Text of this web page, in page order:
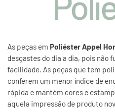
As peças em Poliéster Appel
desgastes do dia a dia, pois não
facilidade. As peças que tem
conferem um menor índice de
rápida e mantém cores e
aquela impressão de produto